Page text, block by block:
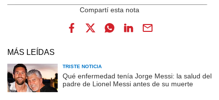
MÁS LEÍDAS
TRISTE NOTICIA
Qué enfermedad tenía Jorge Messi: la salud del
padre de Lionel Messi antes de su muerte